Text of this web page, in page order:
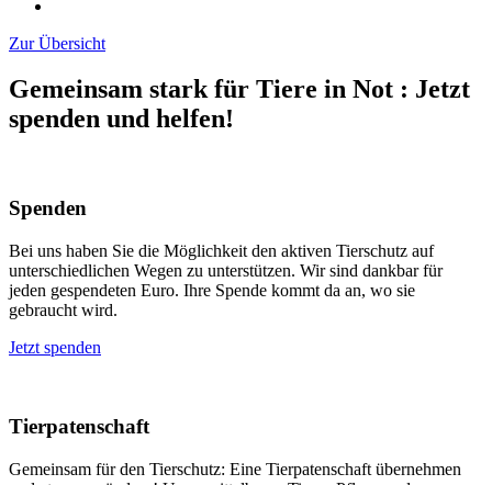
Zur Übersicht
Gemeinsam stark für Tiere in Not : Jetzt
spenden und helfen!
Spenden
Bei uns haben Sie die Möglichkeit den aktiven Tierschutz auf
unterschiedlichen Wegen zu unterstützen. Wir sind dankbar für
jeden gespendeten Euro. Ihre Spende kommt da an, wo sie
gebraucht wird.
Jetzt spenden
Tierpatenschaft
Gemeinsam für den Tierschutz: Eine Tierpatenschaft übernehmen